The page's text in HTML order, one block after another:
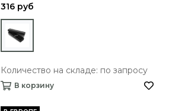
316 руб
Количество на складе: по запросу
В корзину